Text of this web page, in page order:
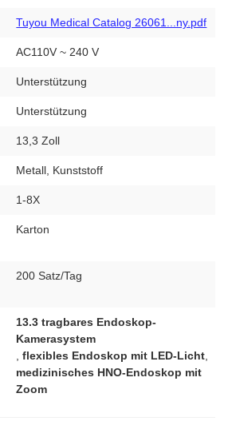
Tuyou Medical Catalog 26061...ny.pdf
AC110V ~ 240 V
Unterstützung
Unterstützung
13,3 Zoll
Metall, Kunststoff
1-8X
Karton
200 Satz/Tag
13.3 tragbares Endoskop-
Kamerasystem
,flexibles Endoskop mit LED-Licht
medizinisches HNO-Endoskop mit
Zoom